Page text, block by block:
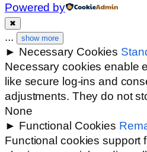
Powered by
✖
... show more
► Necessary Cookies
Necessary cookies enable
like secure log-ins and
adjustments. They do not
None
► Functional Cookies
Functional cookies support